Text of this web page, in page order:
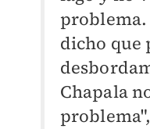
problema.
dicho que
Chapala